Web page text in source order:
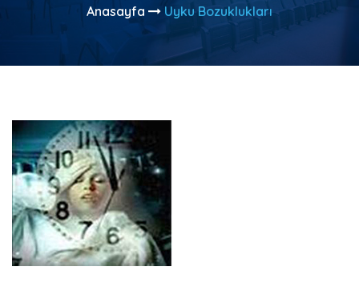
Anasayfa Uyku Bozuklukları